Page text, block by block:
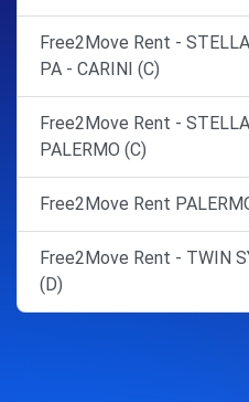
Free2Move Rent -
PA - CARINI (C)
Free2Move Rent -
PALERMO (C)
Free2Move Rent
Free2Move Rent - TWIN
(D)